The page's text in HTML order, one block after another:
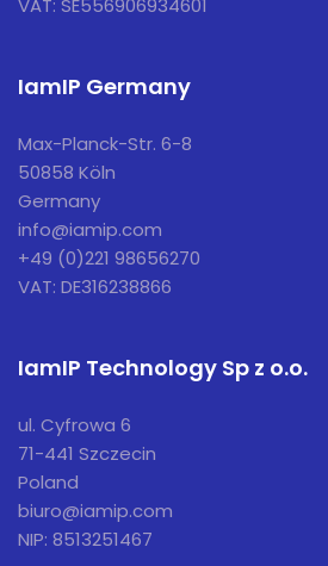
IamIP Germany
Max-Planck-Str. 6-8
50858 Köln
Germany
info@iamip.com
+49 (0)221 98656270
VAT: DE316238866
IamIP Technology Sp z o.o.
ul. Cyfrowa 6
71-441 Szczecin
Poland
biuro@iamip.com
NIP: 8513251467